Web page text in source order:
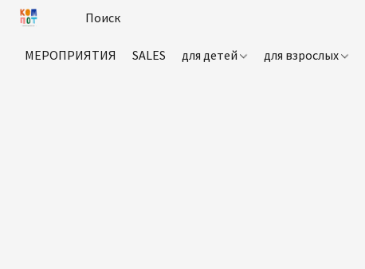
МЕРОПРИЯТИЯ SALES для детей для взрослых